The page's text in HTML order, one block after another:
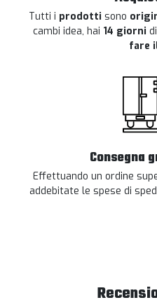
Tutti i prodotti sono
cambi idea, hai 14 giorni
fare
Consegna
Effettuando un ordine
addebitate le spese di